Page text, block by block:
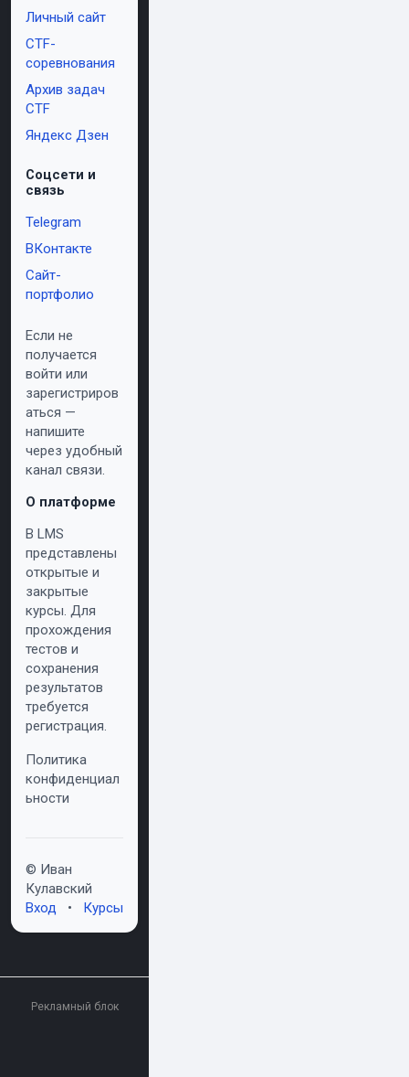
Личный сайт
CTF-
соревнования
Архив задач
CTF
Яндекс Дзен
Соцсети и
связь
Telegram
ВКонтакте
Сайт-
портфолио
Если не
получается
войти или
зарегистриров
аться —
напишите
через удобный
канал связи.
О платформе
В LMS
представлены
открытые и
закрытые
курсы. Для
прохождения
тестов и
сохранения
результатов
требуется
регистрация.
Политика
конфиденциал
ьности
© Иван
Кулавский
Вход
• Курсы
Рекламный блок